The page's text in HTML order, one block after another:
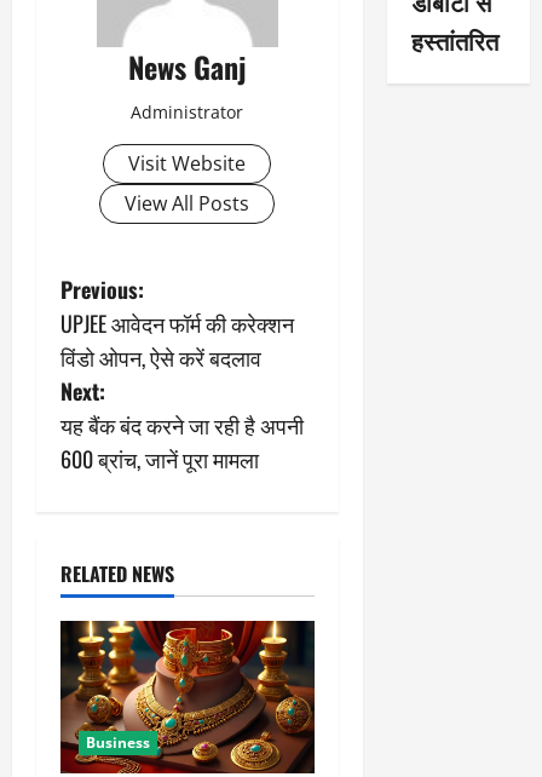
News Ganj
Administrator
Visit Website
View All Posts
P
o
s
t
v
i
g
a
Previous:
UPJEE आवेदन फॉर्म की करेक्शन
विंडो ओपन, ऐसे करें बदलाव
Next:
यह बैंक बंद करने जा रही है अपनी
600 ब्रांच, जानें पूरा मामला
RELATED NEWS
Business
हस्तांतरित